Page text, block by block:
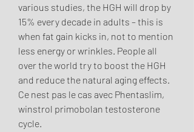
various studies, the HGH will drop by
15% every decade in adults – this is
when fat gain kicks in, not to mention
less energy or wrinkles. People all
over the world try to boost the HGH
and reduce the natural aging effects.
Ce nest pas le cas avec Phentaslim,
winstrol primobolan testosterone
cycle.